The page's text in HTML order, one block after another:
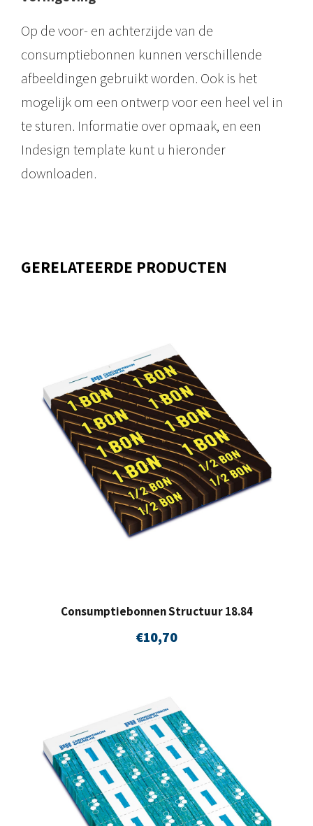
a
Op de voor- en achterzijde van de
consumptiebonnen kunnen verschillende
afbeeldingen gebruikt worden. Ook is het
mogelijk om een ontwerp voor een heel vel in
te sturen. Informatie over opmaak, en een
Indesign template kunt u hieronder
downloaden.
GERELATEERDE PRODUCTEN
Consumptiebonnen Structuur 18.84
€10,70